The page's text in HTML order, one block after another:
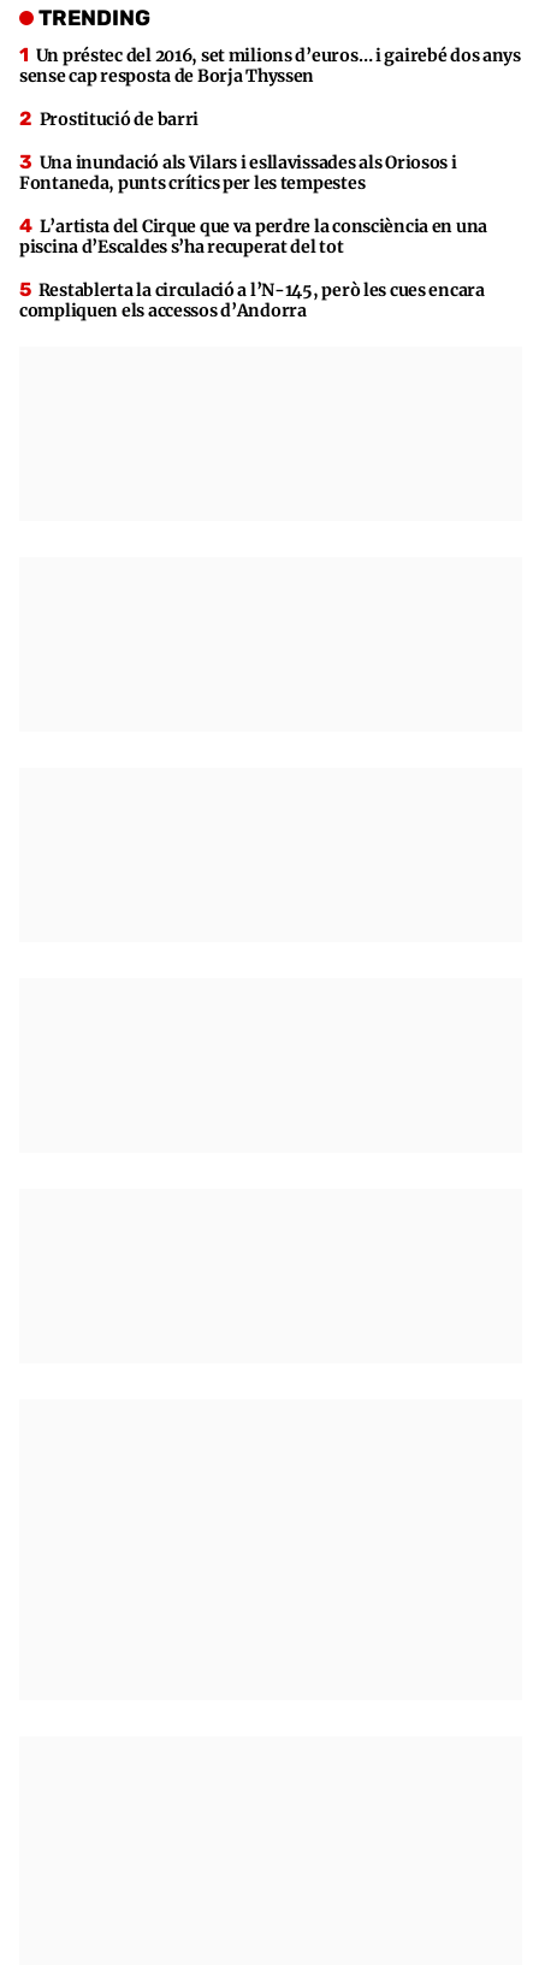
TRENDING
Un préstec del 2016, set milions d’euros… i gairebé dos anys
sense cap resposta de Borja Thyssen
Prostitució de barri
Una inundació als Vilars i esllavissades als Oriosos i
Fontaneda, punts crítics per les tempestes
L’artista del Cirque que va perdre la consciència en una
piscina d’Escaldes s’ha recuperat del tot
Restablerta la circulació a l’N-145, però les cues encara
compliquen els accessos d’Andorra